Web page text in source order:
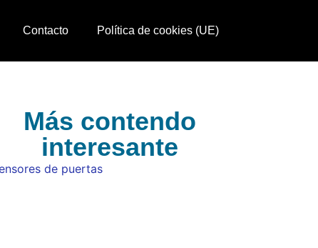
Contacto Política de cookies (UE)
Más contendo
interesante